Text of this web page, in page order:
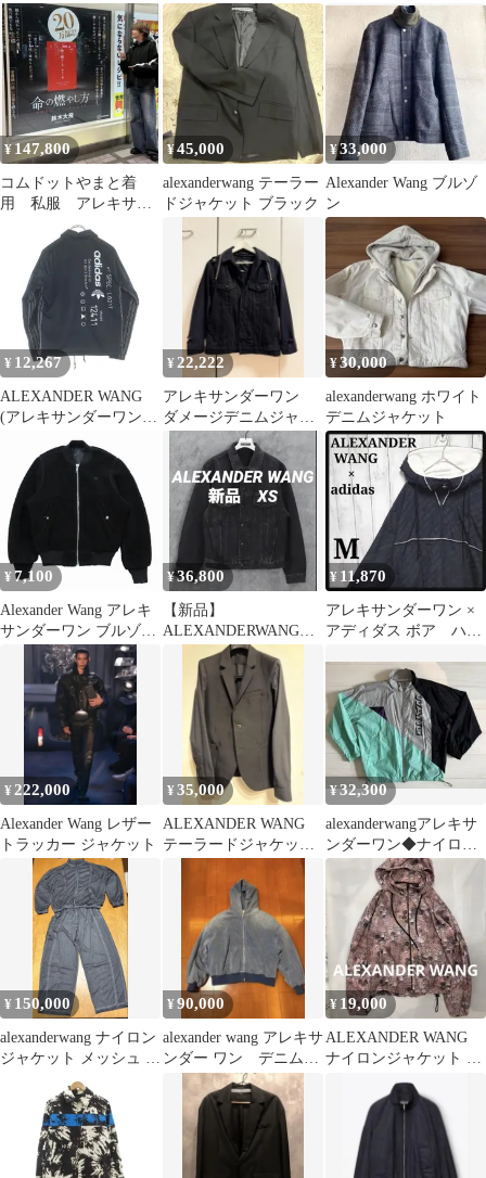
ストコレクション ブル
ゾンベスト
ト ジャケット ダメ
ージ加工
ト パンツ セットアップ
¥147,800
コムドットやまと着
用 私服 アレキサン
ダーワン リバーシブ
ルジャケット
¥45,000
alexanderwang テーラー
ドジャケット ブラック
¥33,000
Alexander Wang ブルゾ
ン
¥ 12,267
ALEXANDER WANG
(アレキサンダーワン)
×adidas アディダス フ
ロント刺繍 バックプリ
ント ナイロンジャケッ
ト ブラック CV5254
¥ 22,222
アレキサンダーワン
ダメージデニムジャケ
ット 黒
¥30,000
alexanderwang ホワイト
デニムジャケット
¥7,100
Alexander Wang アレキ
サンダーワン ブルゾン
メンズ 【中古】
¥36,800
【新品】
ALEXANDERWANG
CLASSICFIT
TRUCKER JKT
¥ 11,870
アレキサンダーワン ×
アディダス ボア ハー
パーカー 短丈
¥222,000
Alexander Wang レザー
トラッカー ジャケット
¥35,000
ALEXANDER WANG
テーラードジャケッ
¥32,300
alexanderwangアレキサ
ンダーワン◆ナイロン
ジャケット
¥ 150,000
alexanderwang ナイロン
ジャケット メッシュ 上
下セット上M 下S
¥90,000
alexander wang アレキサ
ンダー ワン デニム
フーディジャケットM
¥ 19,000
ALEXANDER WANG
ナイロンジャケット フ